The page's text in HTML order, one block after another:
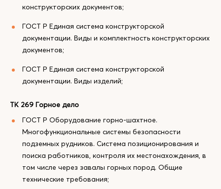
конструкторских документов;
ГОСТ Р Единая система конструкторской
документации. Виды и комплектность конструкторских
документов;
ГОСТ Р Единая система конструкторской
документации. Виды изделий;
ТК 269 Горное дело
ГОСТ Р Оборудование горно-шахтное.
Многофункциональные системы безопасности
подземных рудников. Система позиционирования и
поиска работников, контроля их местонахождения, в
том числе через завалы горных пород. Общие
технические требования;